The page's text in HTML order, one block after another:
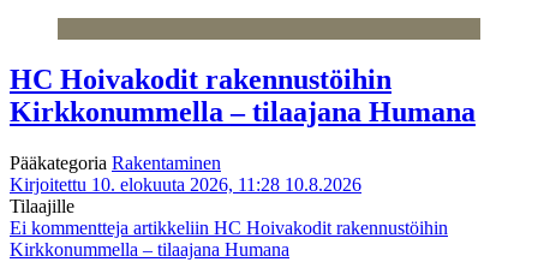
HC Hoivakodit rakennustöihin
Kirkkonummella – tilaajana Humana
Pääkategoria Rakentaminen
Kirjoitettu 10. elokuuta 2026, 11:28 10.8.2026
Tilaajille
Ei kommentteja artikkeliin HC Hoivakodit rakennustöihin
Kirkkonummella – tilaajana Humana